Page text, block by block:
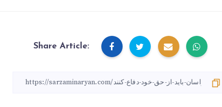
Share Article: